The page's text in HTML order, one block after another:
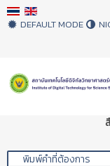
DEFAULT MODE